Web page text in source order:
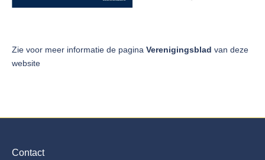
Zie voor meer informatie de pagina Verenigingsblad van deze
website
Contact